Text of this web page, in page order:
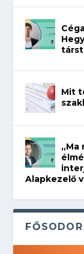
Mit
„Ma
Alapkezelő
FŐSODOR